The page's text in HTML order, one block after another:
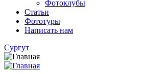
Фотоклубы
Статьи
Фототуры
Написать нам
Сургут